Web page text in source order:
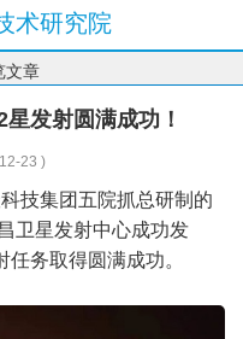
术研究院
文章
发射圆满成功！
23 )
技集团五院抓总研制的
卫星发射中心成功发
务取得圆满成功。